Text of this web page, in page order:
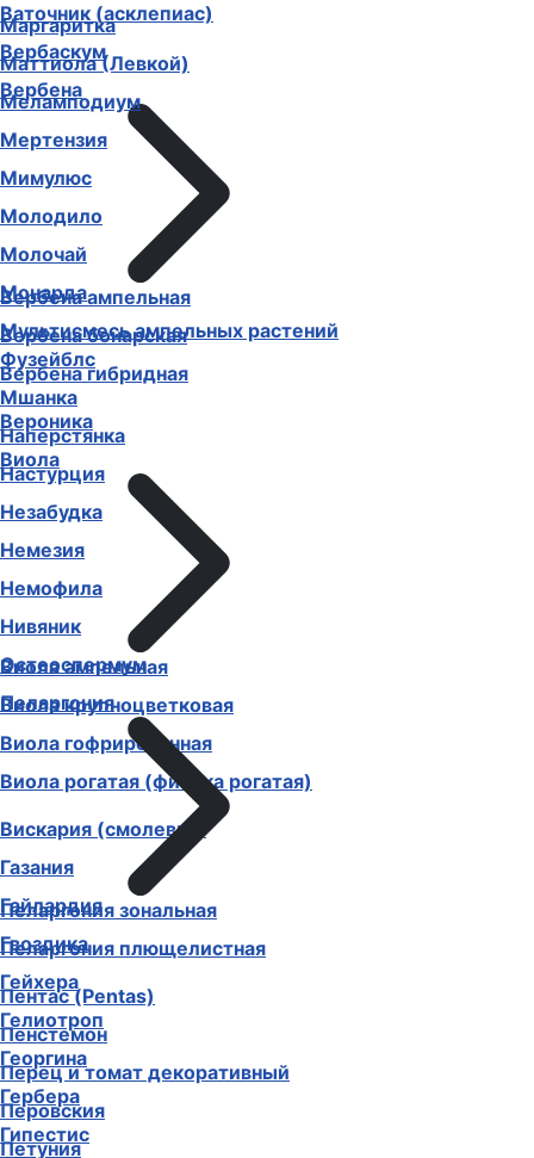
Ваточник (асклепиас)
Вербаскум
Вербена
Вербена ампельная
Вербена бонарская
Вербена гибридная
Вероника
Виола
Виола ампельная
Виола крупноцветковая
Виола гофрированная
Виола рогатая (фиалка рогатая)
Вискария (смолевка)
Газания
Гайлардия
Гвоздика
Гейхера
Гелиотроп
Георгина
Гербера
Гипестис
Маргаритка
Маттиола (Левкой)
Меламподиум
Мертензия
Мимулюс
Молодило
Молочай
Монарда
Мультисмесь ампельных растений
Фузейблс
Мшанка
Наперстянка
Настурция
Незабудка
Немезия
Немофила
Нивяник
Остеоспермум
Пеларгония
Пеларгония зональная
Пеларгония плющелистная
Пентас (Pentas)
Пенстемон
Перец и томат декоративный
Перовския
Петуния